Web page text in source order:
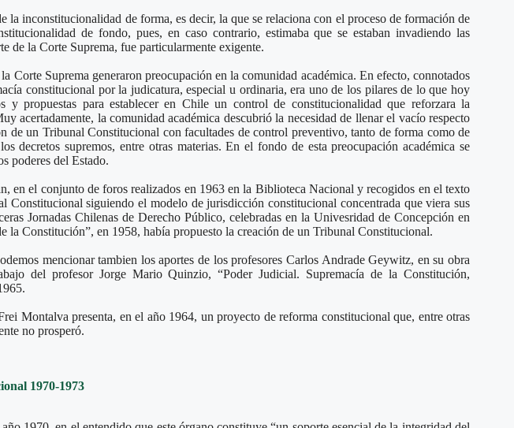
inconstitucionalidad de forma, es decir, la que se relaciona con el proceso de formación de
de fondo, pues, en caso contrario, estimaba que se estaban invadiendo las
de la Corte Suprema, fue particularmente exigente.
Suprema generaron preocupación en la comunidad académica. En efecto, connotados
constitucional por la judicatura, especial u ordinaria, era uno de los pilares de lo que hoy
propuestas para establecer en Chile un control de constitucionalidad que reforzara la
la comunidad académica descubrió la necesidad de llenar el vacío respecto
de un Tribunal Constitucional con facultades de control preventivo, tanto de forma como de
supremos, entre otras materias. En el fondo de esta preocupación académica se
poderes del Estado.
en el conjunto de foros realizados en 1963 en la Biblioteca Nacional y recogidos en el texto
siguiendo el modelo de jurisdicción constitucional concentrada que viera sus
Jornadas Chilenas de Derecho Público, celebradas en la Univesridad de Concepción en
la Constitución”, en 1958, había propuesto la creación de un Tribunal Constitucional.
mencionar tambien los aportes de los profesores Carlos Andrade Geywitz, en su obra
del profesor Jorge Mario Quinzio, “Poder Judicial. Supremacía de la Constitución,
Montalva presenta, en el año 1964, un proyecto de reforma constitucional que, entre otras
no prosperó.
1970-1973